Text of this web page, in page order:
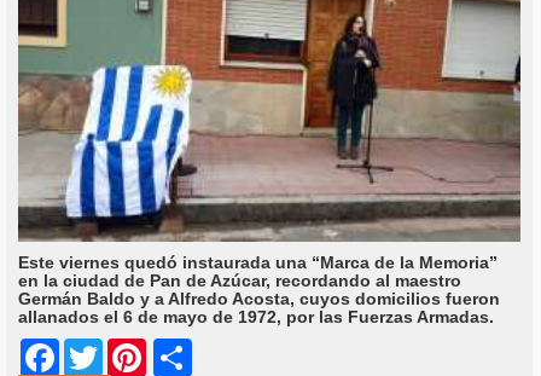
Este viernes quedó instaurada una “Marca de la Memoria”
en la ciudad de Pan de Azúcar, recordando al maestro
Germán Baldo y a Alfredo Acosta, cuyos domicilios fueron
allanados el 6 de mayo de 1972, por las Fuerzas Armadas.
Facebook
Twitter Pinterest